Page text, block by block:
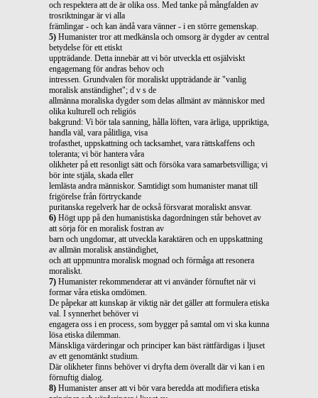
och respektera att de är olika oss. Med tanke på mångfalden av
trosriktningar är vi alla
främlingar - och kan ändå vara vänner - i en större gemenskap.
5) Humanister tror att medkänsla och omsorg är dygder av central
betydelse för ett etiskt
uppträdande. Detta innebär att vi bör utveckla ett osjälviskt
engagemang för andras behov och
intressen. Grundvalen för moraliskt uppträdande är "vanlig
moralisk anständighet"; d v s de
allmänna moraliska dygder som delas allmänt av människor med
olika kulturell och religiös
bakgrund: Vi bör tala sanning, hålla löften, vara ärliga, uppriktiga,
handla väl, vara pålitliga, visa
trofasthet, uppskattning och tacksamhet, vara rättskaffens och
toleranta; vi bör hantera våra
olikheter på ett resonligt sätt och försöka vara samarbetsvilliga; vi
bör inte stjäla, skada eller
lemlästa andra människor. Samtidigt som humanister manat till
frigörelse från förtryckande
puritanska regelverk har de också försvarat moraliskt ansvar.
6) Högt upp på den humanistiska dagordningen står behovet av
att sörja för en moralisk fostran av
barn och ungdomar, att utveckla karaktären och en uppskattning
av allmän moralisk anständighet,
och att uppmuntra moralisk mognad och förmåga att resonera
moraliskt.
7) Humanister rekommenderar att vi använder förnuftet när vi
formar våra etiska omdömen.
De påpekar att kunskap är viktig när det gäller att formulera etiska
val. I synnerhet behöver vi
engagera oss i en process, som bygger på samtal om vi ska kunna
lösa etiska dilemman.
Mänskliga värderingar och principer kan bäst rättfärdigas i ljuset
av ett genomtänkt studium.
Där olikheter finns behöver vi dryfta dem överallt där vi kan i en
förnuftig dialog.
8) Humanister anser att vi bör vara beredda att modifiera etiska